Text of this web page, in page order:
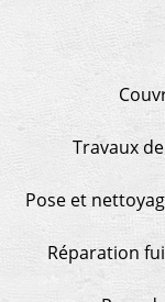
Travaux
Pose et
Réparation